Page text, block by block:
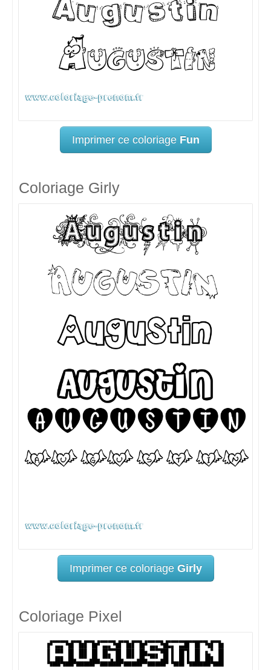
Imprimer ce coloriage Fun
Coloriage Girly
Imprimer ce coloriage Girly
Coloriage Pixel